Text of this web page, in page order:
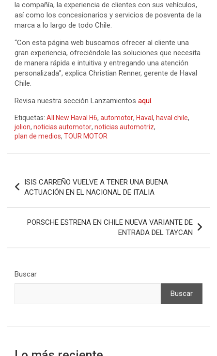
la compañía, la experiencia de clientes con sus vehículos,
así como los concesionarios y servicios de posventa de la
marca a lo largo de todo Chile.
“Con esta página web buscamos ofrecer al cliente una
gran experiencia, ofreciéndole las soluciones que necesita
de manera rápida e intuitiva y entregando una atención
personalizada”, explica Christian Renner, gerente de Haval
Chile.
Revisa nuestra sección Lanzamientos aquí.
Etiquetas: All New Haval H6, automotor, Haval , haval chile,
jolion, noticias automotor, noticias automotriz,
plan de medios, TOUR MOTOR
Navegación
de
entradas
ISIS CARREÑO VUELVE A TENER UNA BUENA
ACTUACIÓN EN EL NACIONAL DE ITALIA
PORSCHE ESTRENA EN CHILE NUEVA VARIANTE DE
ENTRADA DEL TAYCAN
Buscar
Buscar